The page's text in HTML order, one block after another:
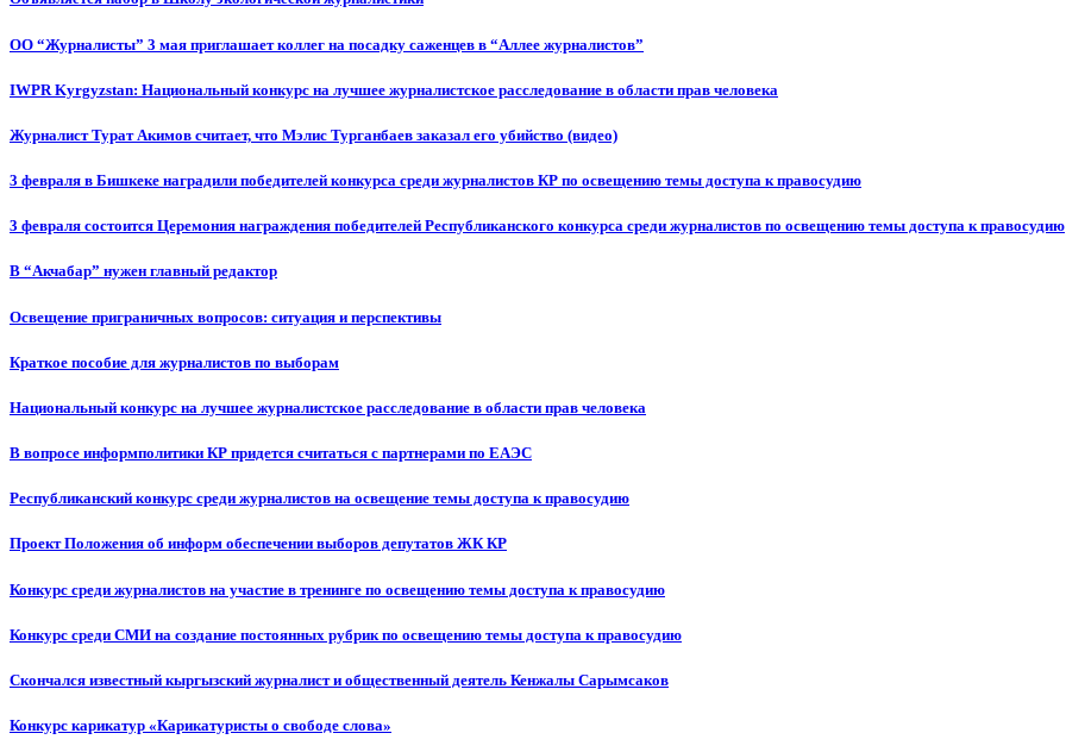
ОО “Журналисты” 3 мая приглашает коллег на посадку саженцев в “Аллее журналистов”
IWPR Kyrgyzstan: Национальный конкурс на лучшее журналистское расследование в области прав человека
Журналист Турат Акимов считает, что Мэлис Турганбаев заказал его убийство (видео)
3 февраля в Бишкеке наградили победителей конкурса среди журналистов КР по освещению темы доступа к правосудию
3 февраля состоится Церемония награждения победителей Республиканского конкурса среди журналистов по освещению темы доступа к правосудию
В “Акчабар” нужен главный редактор
Освещение приграничных вопросов: ситуация и перспективы
Краткое пособие для журналистов по выборам
Национальный конкурс на лучшее журналистское расследование в области прав человека
В вопросе информполитики КР придется считаться с партнерами по ЕАЭС
Республиканский конкурс среди журналистов на освещение темы доступа к правосудию
Проект Положения об информ обеспечении выборов депутатов ЖК КР
Конкурс среди журналистов на участие в тренинге по освещению темы доступа к правосудию
Конкурс среди СМИ на создание постоянных рубрик по освещению темы доступа к правосудию
Скончался известный кыргызский журналист и общественный деятель Кенжалы Сарымсаков
Конкурс карикатур «Карикатуристы о свободе слова»